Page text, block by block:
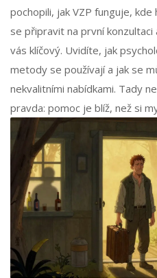
pochopili, jak VZP funguje,
se připravit na první
vás klíčový. Uvidíte, jak
metody se používají a jak se
nekvalitními nabídkami. Tady
pravda: pomoc je blíž, než si